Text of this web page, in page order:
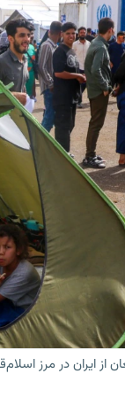
از ایران در مرز